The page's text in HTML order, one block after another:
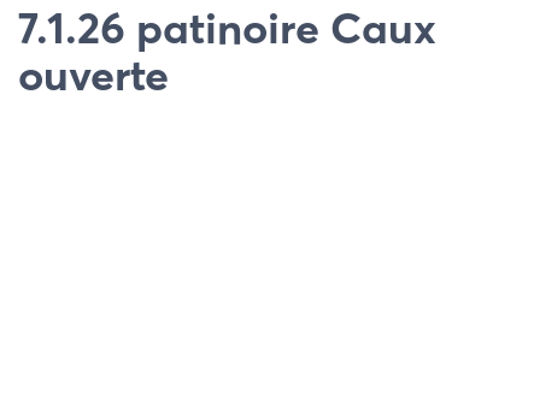
7.1.26 patinoire Caux
ouverte